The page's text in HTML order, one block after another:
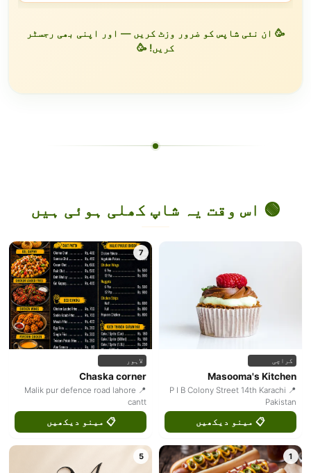
🥳 ان نئی شاپس کو ضرور وزٹ کریں — اور اپنی بھی رجسٹر
کریں! 🥳
🟢 اس وقت یہ شاپ کھلی ہوئی ہیں
کراچی
Masooma's Kitchen
📍 P I B Colony Street 14th Karachi
Pakistan
📋 مینو دیکھیں
7
لاہور
Chaska corner
📍 Malik pur defence road lahore
cantt
📋 مینو دیکھیں
1
5